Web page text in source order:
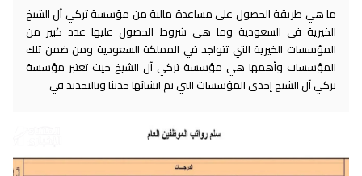
ما هي طريقة الحصول على مساعدة مالية من مؤسسة تركي آل الشيخ
الخيرية في السعودية وما هي شروط الحصول عليها عدد كبير من
المؤسسات الخيرية التي تتواجد في المملكة السعودية ومن ضمن تلك
المؤسسات وأهمها هي مؤسسة تركي آل الشيخ حيث تعتبر مؤسسة
تركي آل الشيخ إحدى المؤسسات التي تم انشائها حديثا وبالتحديد في